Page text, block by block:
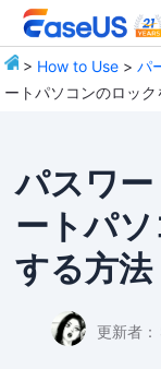
> How to Use >パ
ートパソコンのロッ
パスワ
ートパ
する方法
更新者：